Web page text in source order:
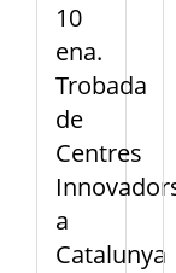
10
ena.
Trobada
de
Centres
a
Catalunya